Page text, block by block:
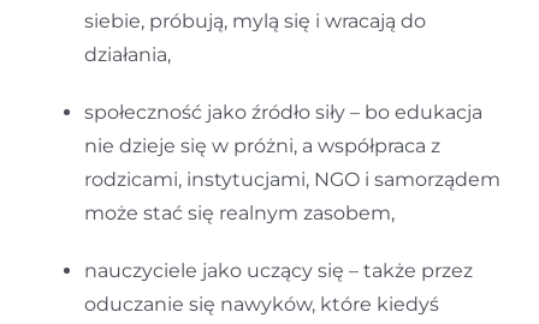
siebie, próbują, mylą się i wracają do
działania,
społeczność jako źródło siły – bo edukacja
nie dzieje się w próżni, a współpraca z
rodzicami, instytucjami, NGO i samorządem
może stać się realnym zasobem,
nauczyciele jako uczący się – także przez
oduczanie się nawyków, które kiedyś